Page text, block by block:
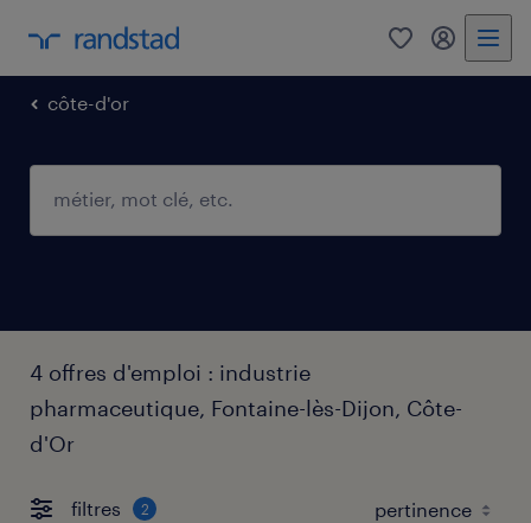
0 mon
côte-d'or
4 offres d'emploi : industrie
pharmaceutique, Fontaine-lès-Dijon, Côte-
d'Or
filtres 2